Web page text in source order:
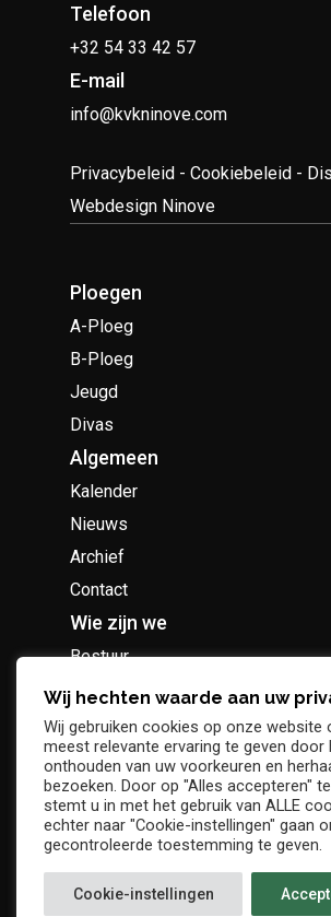
Telefoon
+32 54 33 42 57
E-mail
info@kvkninove.com
Privacybeleid -Cookiebeleid -
Webdesign Ninove
Ploegen
A-Ploeg
B-Ploeg
Jeugd
Divas
Algemeen
Kalender
Nieuws
Archief
Contact
Wie zijn we
Bestuur
Geschiedenis
Supportersclub
Socio Business Club
Wij hechten waarde aan uw
Wij gebruiken cookies op onze website
meest relevante ervaring te geven door
onthouden van uw voorkeuren en
bezoeken. Door op "Alles accepteren"
stemt u in met het gebruik van ALLE
echter naar "Cookie-instellingen" gaan
gecontroleerde toestemming te geven.
Cookie-instellingen